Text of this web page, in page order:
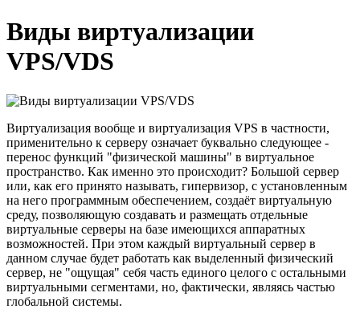
Виды виртуализации
VPS/VDS
Виртуализация вообще и виртуализация VPS в частности,
применительно к серверу означает буквально следующее -
перенос функций "физической машины" в виртуальное
пространство. Как именно это происходит? Большой сервер
или, как его принято называть, гипервизор, с установленным
на него программным обеспечением, создаёт виртуальную
среду, позволяющую создавать и размещать отдельные
виртуальные серверы на базе имеющихся аппаратных
возможностей. При этом каждый виртуальный сервер в
данном случае будет работать как выделенный физический
сервер, не "ощущая" себя часть единого целого с остальными
виртуальными сегментами, но, фактически, являясь частью
глобальной системы.